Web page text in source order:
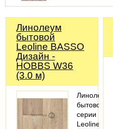
Линолеум
бытовой
Leoline BASSO
Дизайн -
HOBBS W36
(3.0 м)
Линолеум
бытовой
серии
Leoline